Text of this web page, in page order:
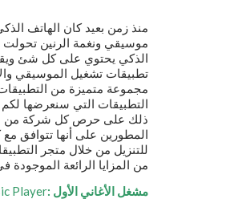
منذ زمن بعيد كان الهاتف
موسيقي ونغمة الرنين تحولت
الذكي يحتوي على كل شئ
تطبيقات تشغيل الموسيقي
مجموعة متميزة من
التطبيقات التي سنعرضها
ذلك على حرص كل شركة من
المطورين على أنها تتوافق
للتنزيل من خلال متجر
من المزايا الرائعة
مشغل الأغاني الأول :Player